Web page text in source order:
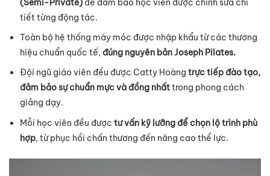
tiết từng động tác.
Toàn bộ hệ thống máy móc được nhập khẩu từ các thương
hiệu chuẩn quốc tế,đúng nguyên bản Joseph Pilates.
Đội ngũ giáo viên đều được Catty Hoàng trực tiếp đào tạo,
đảm bảo sự chuẩn mực và đồng nhấttrong phong cách
giảng dạy.
Mỗi học viên đều đượctư vấn kỹ lưỡng để chọn lộ trình phù
hợp, từ phục hồi chấn thương đến nâng cao thể lực.